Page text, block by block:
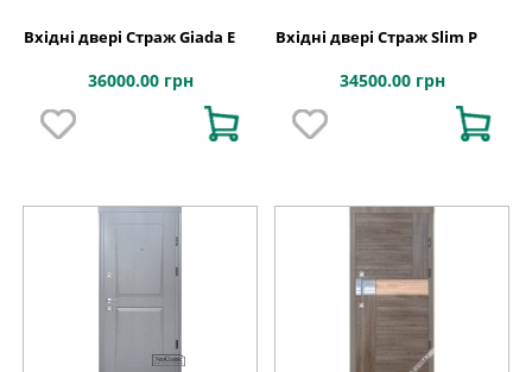
Вхідні двері Страж Giada E
36000.00 грн
Вхідні двері Страж Slim P
34500.00 грн